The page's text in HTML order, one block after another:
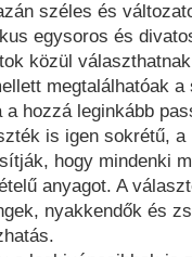
széles és
egysoros és
közül
megtalálhatóak
a hozzá leginkább
is igen sokrétű,
hogy mindenki
anyagot. A
nyakkendők és